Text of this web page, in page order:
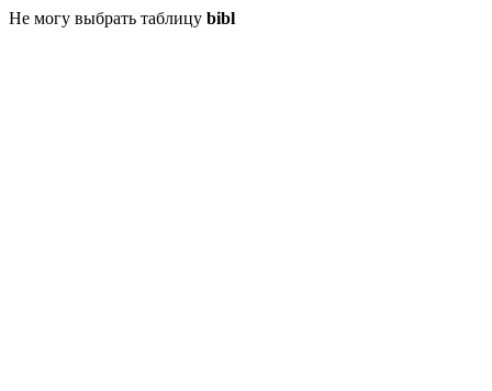
Не могу выбрать таблицу bibl